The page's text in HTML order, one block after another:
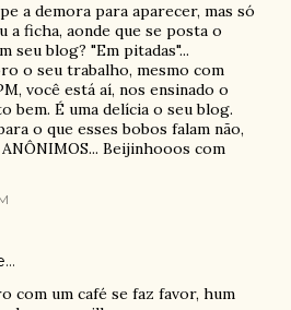
a demora para aparecer, mas só
a ficha, aonde que se posta o
seu blog? "Em pitadas"...
o seu trabalho, mesmo com
você está aí, nos ensinado o
bem. É uma delícia o seu blog.
o que esses bobos falam não,
Beijinhooos com
com um café se faz favor, hum